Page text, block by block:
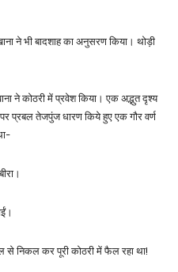
ने भी बादशाह का अनुसरण किया। थोड़ी
कोठरी में प्रवेश किया। एक अद्भुत दृश्य
प्रबल तेजपुंज धारण किये हुए एक गौर वर्ण
निकल कर पूरी कोठरी में फैल रहा था!